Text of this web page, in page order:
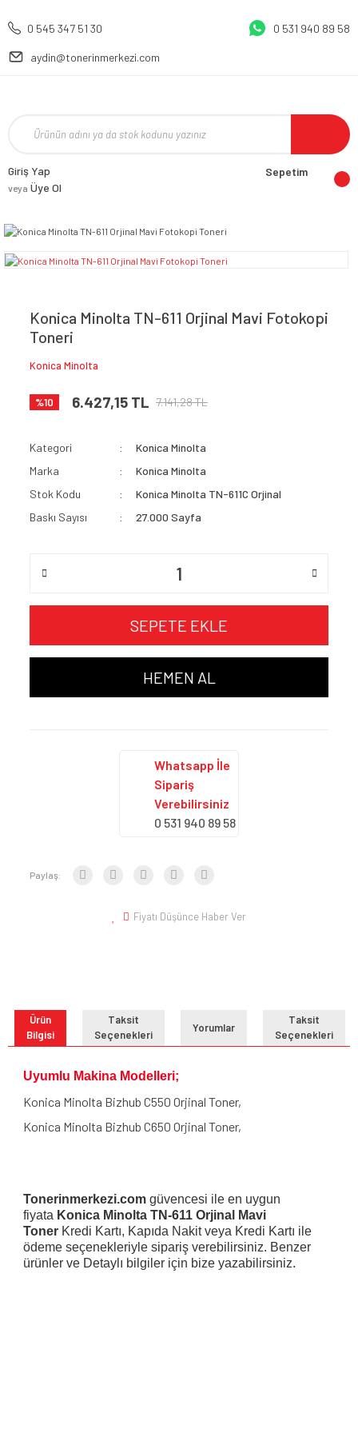
0 545 347 51 30 0 531 940 89 58
aydin@tonerinmerkezi.com
Giriş Yap
veya Üye Ol
Sepetim
Konica Minolta TN-611 Orjinal Mavi Fotokopi
Toneri
Konica Minolta
%10 6.427,15 TL 7.141,28 TL
Kategori
Konica Minolta
Marka
Konica Minolta
Stok Kodu
Konica Minolta TN-611C Orjinal
Baskı Sayısı
27.000 Sayfa
SEPETE EKLE
HEMEN AL
Whatsapp İle
Sipariş
Verebilirsiniz
0 531 940 89 58
Paylaş:
Fiyatı Düşünce Haber Ver
Ürün
Bilgisi
Taksit
Seçenekleri
Yorumlar
Taksit
Seçenekleri
Uyumlu Makina Modelleri;
Konica Minolta Bizhub C550 Orjinal Toner,
Konica Minolta Bizhub C650 Orjinal Toner,
Tonerinmerkezi.com güvencesi ile en uygun
fiyata Konica Minolta TN-611 Orjinal Mavi
Toner Kredi Kartı, Kapıda Nakit veya Kredi Kartı ile
ödeme seçenekleriyle sipariş verebilirsiniz. Benzer
ürünler ve Detaylı bilgiler için bize yazabilirsiniz.